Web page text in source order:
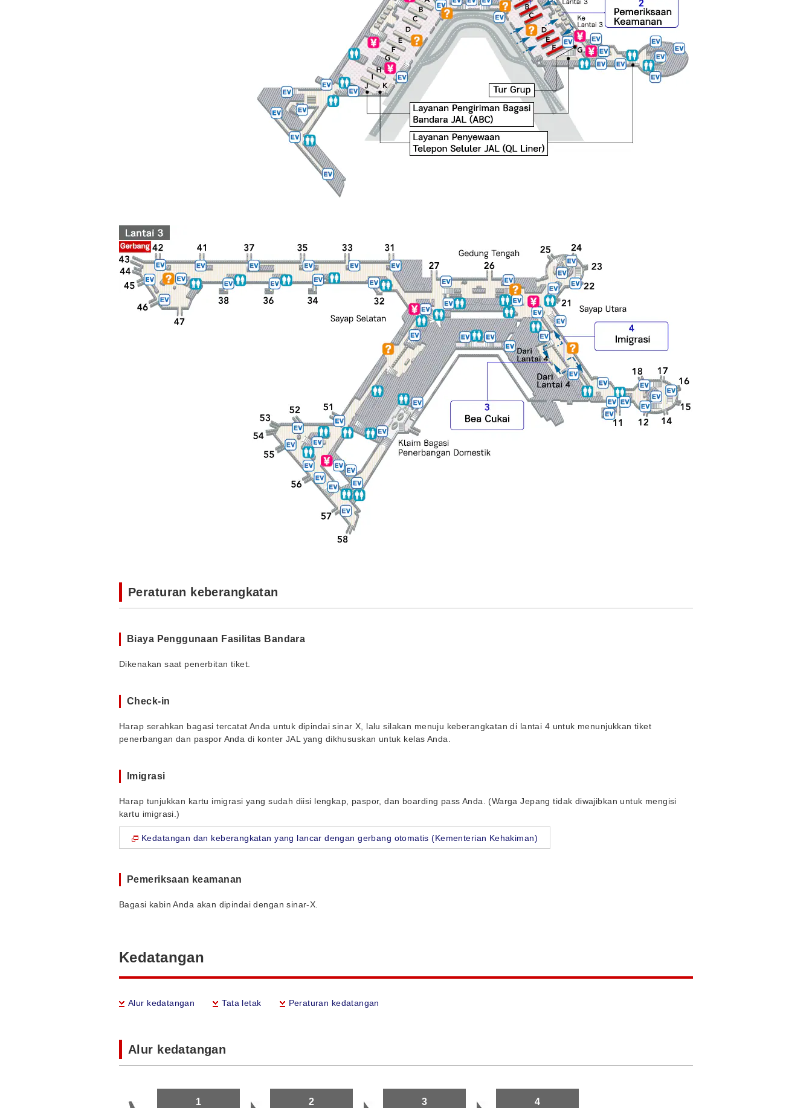
Peraturan keberangkatan
Biaya Penggunaan Fasilitas Bandara
Dikenakan saat penerbitan tiket.
Check-in
Harap serahkan bagasi tercatat Anda untuk dipindai sinar X, lalu silakan menuju keberangkatan di lantai 4 untuk menunjukkan tiket
penerbangan dan paspor Anda di konter JAL yang dikhususkan untuk kelas Anda.
Imigrasi
Harap tunjukkan kartu imigrasi yang sudah diisi lengkap, paspor, dan boarding pass Anda. (Warga Jepang tidak diwajibkan untuk mengisi
kartu imigrasi.)
Kedatangan dan keberangkatan yang lancar dengan gerbang otomatis (Kementerian Kehakiman)
Pemeriksaan keamanan
Bagasi kabin Anda akan dipindai dengan sinar-X.
Kedatangan
Alur kedatangan Tata letak Peraturan kedatangan
Alur kedatangan
1 2 3 4